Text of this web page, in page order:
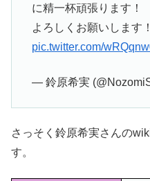
に精一杯頑張ります！
よろしくお願いします！
pic.twitter.com/
— 鈴原希実
さっそく鈴原希実さんの
す。